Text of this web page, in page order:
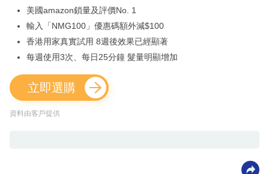
美國amazon鎖量及評價No. 1
輸入「NMG100」優惠碼額外減$100
香港用家真實試用 8週後效果已經顯著
每週使用3次、每日25分鐘 髮量明顯增加
立即選購
資料由客戶提供